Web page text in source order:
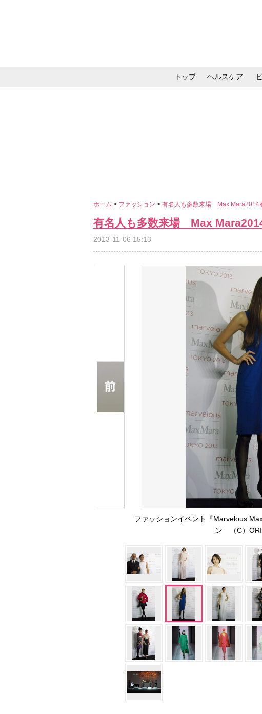
トップ ヘルスケア
ホーム > ファッション > 有名人も多数来場 Max Mara2014
有名人も多数来場 Max
2013-11-06 15:13
ファッションイベント『Marvelous
ン （C）